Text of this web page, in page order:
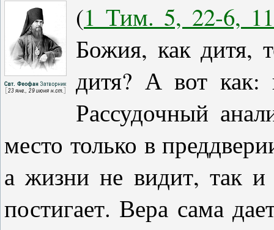
(1 Тим. 5, 22-6, 11
Божия, как дитя,
дитя? А вот как:
Рассудочный
место только в
а жизни не видит, так и
постигает. Вера сама